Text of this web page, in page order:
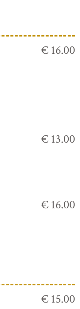
€ 16.00
€ 13.00
€ 16.00
€ 15.00